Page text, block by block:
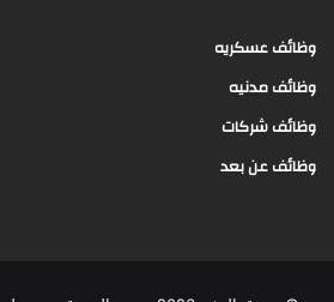
وظائف عسكريه
وظائف مدنيه
وظائف شركات
وظائف عن بعد